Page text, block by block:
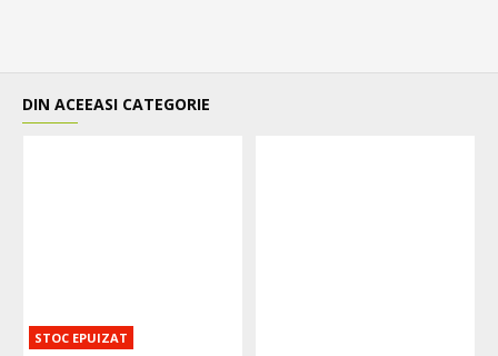
DIN ACEEASI CATEGORIE
STOC EPUIZAT